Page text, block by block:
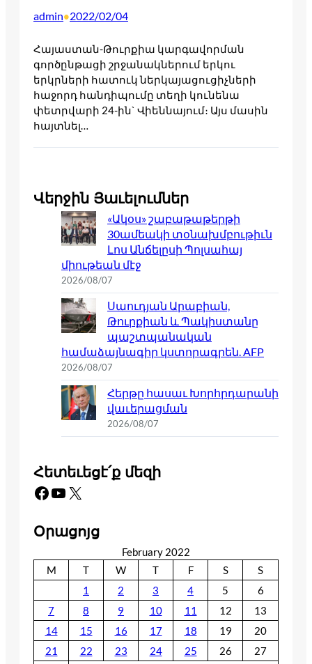
admin•2022/02/04
Հայաստան-Թուրքիա կարգավորման
գործընթացի շրջանակներում երկու
երկրների հատուկ ներկայացուցիչների
հաջորդ հանդիպումը տեղի կունենա
փետրվարի 24-ին` Վիեննայում։ Այս մասին
հայտնել…
Վերջին Յաւելումներ
«Ակօս» շաբաթաթերթի
30ամեակի տօնախմբութիւն
Լոս Անճելըսի Պոլսահայ
միութեան մէջ
2026/08/07
Սաուդյան Արաբիան,
Թուրքիան և Պակիստանը
պաշտպանական
համաձայնագիր կստորագրեն. AFP
2026/08/07
Հերթը հասաւ Խորհրդարանի
վաւերացման
2026/08/07
Հետեւեցէ՛ք մեզի
Facebook YouTube X
Օրացոյց
February 2022
M
T W T F S
S
1
2 3 4 5
6
7
8 9 10 11 12
13
14
15 16 17 18 19
20
21
22 23 24 25 26
27